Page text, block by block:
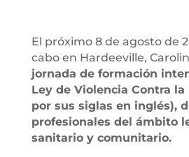
El próximo 8 de agosto de
cabo en Hardeeville,
jornada de formación
Ley de Violencia Contra la
por sus siglas en inglés),
profesionales del ámbito
sanitario y comunitario.